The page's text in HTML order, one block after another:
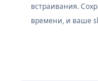
встраивания.
времени, и ваше